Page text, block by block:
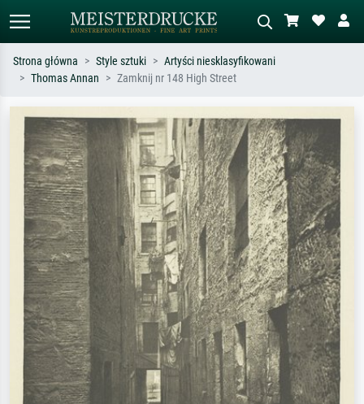
Szukaj wg artysty, tytułu lub stylu – np.
Monet, Gwiaździsta noc,
impresjonizm, fala Hokusaia, akt.
Opisz scenę – np. zielona łąka,
abstrakcja z czerwienią, ciemny olej,
stojący akt obok drzewa.
Strona główna Style sztuki
Artyści niesklasyfikowani
Thomas Annan
Zamknij nr 148 High Street